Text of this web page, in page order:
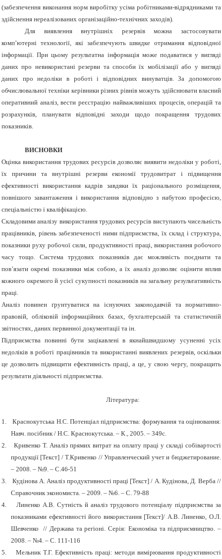
(забезпечення виконання норм виробітку усіма робітниками-відрядниками та
здійснення нереалізованих організаційно-технічних заходів).
Для виявлення внутрішніх резервів можна застосовувати
комп’ютерні технології, які забезпечують швидке отримання відповідної
інформації. При цьому результатна інформація може подаватися у вигляді
даних про невикористані резерви та способи їх мобілізації або у вигляді
даних про недоліки в роботі і відповідних винуватців. За допомогою
обчислювальної техніки керівники різних рівнів можуть здійснювати власний
оперативний аналіз, вести реєстрацію найважливіших процесів, операцій та
розрахунків, планувати відповідні заходи щодо покращення трудових
показників.
ВИСНОВКИ
Оцінка використання трудових ресурсів дозволяє виявити недоліки у роботі,
їх причини та внутрішні резерви економії трудовитрат і підвищення
ефективності використання кадрів завдяки їх раціонального розміщення,
повнішого завантаження і використання відповідно з набутою професією,
спеціальністю і кваліфікацією.
Складовими аналізу використання трудових ресурсів виступають чисельність
працівників, рівень забезпеченості ними підприємства, їх склад і структура,
показники руху робочої сили, продуктивності праці, використання робочого
часу тощо. Система трудових показників дає можливість поєднати та
пов’язати окремі показники між собою, а їх аналіз дозволяє оцінити вплив
кожного окремого й усієї сукупності показників на загальну результативність
праці.
Аналіз повинен ґрунтуватися на існуючих законодавчій та нормативно-
правовій, обліковій інформаційних базах, бухгалтерській та статистичній
звітностях, даних первинної документації та ін.
Підприємства повинні бути зацікавлені в якнайшвидшому усуненні усіх
недоліків в роботі працівників та використанні виявлених резервів, оскільки
це дозволить підвищити ефективність праці, а це, у свою чергу, покращить
результати діяльності підприємства.
Література:
1.
Краснокутська Н.С. Потенціал підприємства: формування та оцінювання:
Навч. посібник / Н.С. Краснокутська. – К., 2005. – 349с.
2.
Кривенко Т. Аналіз прямих витрат на оплату праці у складі собівартості
продукції [Текст] / Т.Кривенко // Управленческий учет и бюджетирование.
– 2008. – №9. – С.46-51
3.
Кудінова А. Аналіз продуктивності праці [Текст] / А. Кудінова, Д. Верба //
Справочник экономиста. – 2009. – №6. – С. 79-88
4.
Линенко А.В. Сутність й аналіз трудового потенціалу підприємства за
показниками ефективності його використання [Текст]/ А.В. Линенко, О.Л.
Шевченко // Держава та регіоні. Серія: Економіка та підприємництво. –
2008. – №4. – С. 111-116
5.
Мельник Т.Г. Ефективність праці: методи вимірювання продуктивності